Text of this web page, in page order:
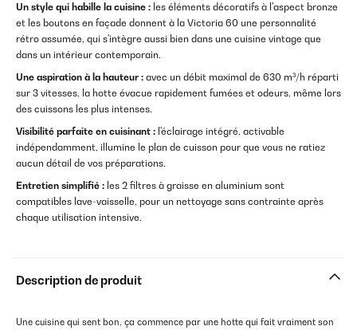
Un style qui habille la cuisine : les éléments décoratifs à l'aspect bronze
et les boutons en façade donnent à la Victoria 60 une personnalité
rétro assumée, qui s'intègre aussi bien dans une cuisine vintage que
dans un intérieur contemporain.
Une aspiration à la hauteur : avec un débit maximal de 630 m³/h réparti
sur 3 vitesses, la hotte évacue rapidement fumées et odeurs, même lors
des cuissons les plus intenses.
Visibilité parfaite en cuisinant : l'éclairage intégré, activable
indépendamment, illumine le plan de cuisson pour que vous ne ratiez
aucun détail de vos préparations.
Entretien simplifié : les 2 filtres à graisse en aluminium sont
compatibles lave-vaisselle, pour un nettoyage sans contrainte après
chaque utilisation intensive.
Description de produit
Une cuisine qui sent bon, ça commence par une hotte qui fait vraiment son